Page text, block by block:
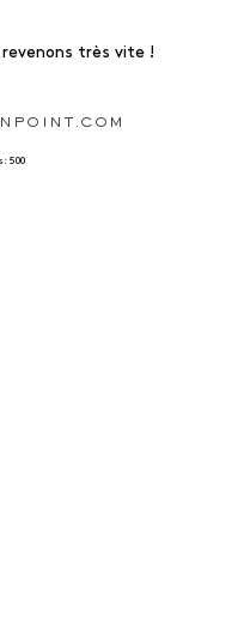
très vite !
500